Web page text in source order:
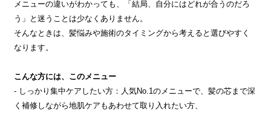
メニューの違いがわかっても、「結局、自分にはどれが合うのだろ
う」と迷うことは少なくありません。
そんなときは、髪悩みや施術のタイミングから考えると選びやすく
なります。
こんな方には、このメニュー
- しっかり集中ケアしたい方：人気No.1のメニューで、髪の芯まで深
く補修しながら地肌ケアもあわせて取り入れたい方、